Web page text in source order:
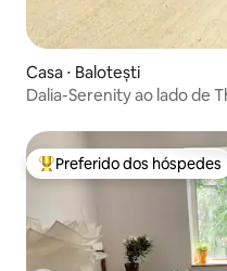
Casa ⋅ Balotești
Dalia-Serenity ao lado de
Entre os melhores
Preferido dos hóspedes